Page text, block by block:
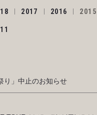
2017 2016 2015
り」中止のお知らせ